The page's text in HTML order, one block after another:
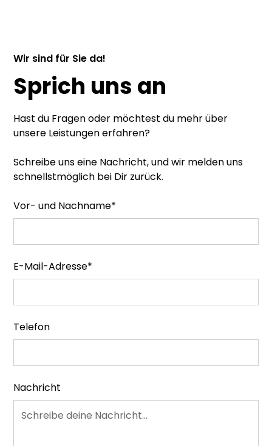
Wir sind für Sie da!
Sprich uns an
Hast du Fragen oder möchtest du mehr über
unsere Leistungen erfahren?
Schreibe uns eine Nachricht, und wir melden uns
schnellstmöglich bei Dir zurück.
Vor- und Nachname*
E-Mail-Adresse*
Telefon
Nachricht